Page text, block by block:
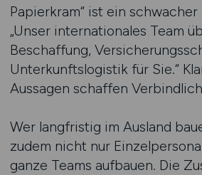
Papierkram“ ist ein schwacher
„Unser internationales Team
Beschaffung,
Unterkunftslogistik für Sie.“
Aussagen schaffen
Wer langfristig im Ausland
zudem nicht nur
ganze Teams aufbauen. Die